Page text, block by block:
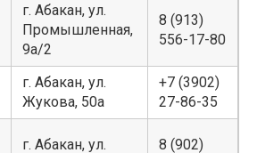
г. Абакан, ул.
Промышленная,
9а/2
8 (913)
556-17-80
г. Абакан, ул.
Жукова, 50а
+7 (3902)
27-86-35
г. Абакан, ул. 8 (902)